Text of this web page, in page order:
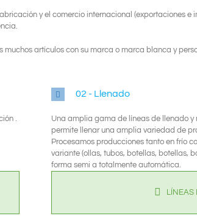
y el comercio internacional (exportaciones e
artículos con su marca o marca blanca y
.
02 - Llenado
Una amplia gama de líneas de llenado
permite llenar una amplia variedad de
Procesamos producciones tanto en frío
variante (ollas, tubos, botellas, botellas,
forma semi a totalmente automática.
LÍNEAS